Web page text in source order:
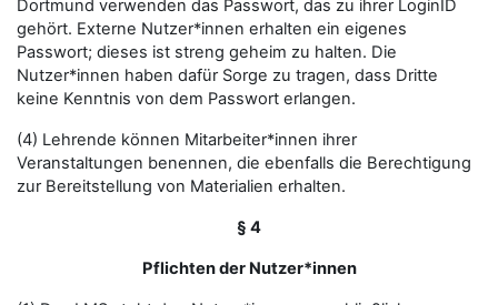
Dortmund verwenden das Passwort, das zu ihrer LoginID
gehört. Externe Nutzer*innen erhalten ein eigenes
Passwort; dieses ist streng geheim zu halten. Die
Nutzer*innen haben dafür Sorge zu tragen, dass Dritte
keine Kenntnis von dem Passwort erlangen.
(4) Lehrende können Mitarbeiter*innen ihrer
Veranstaltungen benennen, die ebenfalls die Berechtigung
zur Bereitstellung von Materialien erhalten.
§ 4
Pflichten der Nutzer*innen